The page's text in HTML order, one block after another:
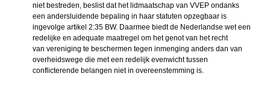
niet bestreden, beslist dat het lidmaatschap van VVEP ondanks
een andersluidende bepaling in haar statuten opzegbaar is
ingevolge artikel 2:35 BW. Daarmee biedt de Nederlandse wet een
redelijke en adequate maatregel om het genot van het recht
van vereniging te beschermen tegen inmenging anders dan van
overheidswege die met een redelijk evenwicht tussen
conflicterende belangen niet in overeenstemming is.